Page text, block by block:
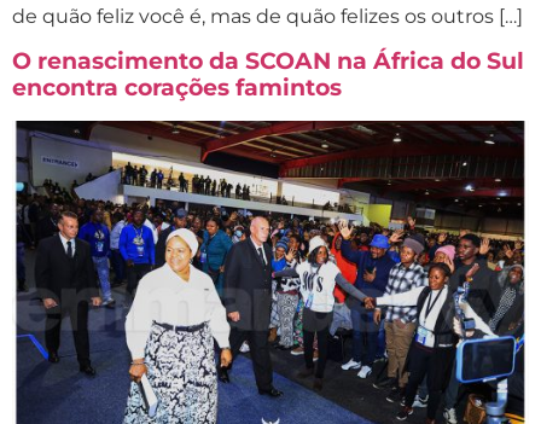
de quão feliz você é, mas de quão felizes os outros […]
O renascimento da SCOAN na África do Sul
encontra corações famintos